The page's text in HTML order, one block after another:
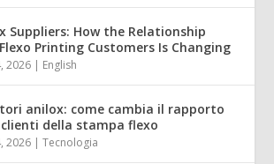
Suppliers: How the Relationship
Printing Customers Is Changing
2026 | English
anilox: come cambia il rapporto
della stampa flexo
2026 |Tecnologia